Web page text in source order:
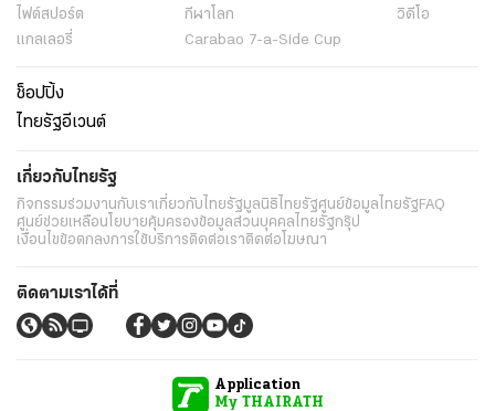
ไฟต์สปอร์ต
กีฬาโลก
วิดีโอ
แกลเลอรี่
Carabao 7-a-Side Cup
ช็อปปิ้ง
ไทยรัฐอีเวนต์
เกี่ยวกับไทยรัฐ
กิจกรรมร่วมงานกับเราเกี่ยวกับไทยรัฐมูลนิธิไทยรัฐศูนย์ข้อมูลไทยรัฐFAQ
ศูนย์ช่วยเหลือนโยบายคุ้มครองข้อมูลส่วนบุคคลไทยรัฐกรุ๊ป
เงื่อนไขข้อตกลงการใช้บริการติดต่อเราติดต่อโฆษณา
ติดตามเราได้ที่
Application
My THAIRATH